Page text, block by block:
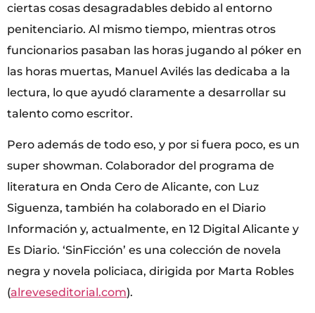
ciertas cosas desagradables debido al entorno
penitenciario. Al mismo tiempo, mientras otros
funcionarios pasaban las horas jugando al póker en
las horas muertas, Manuel Avilés las dedicaba a la
lectura, lo que ayudó claramente a desarrollar su
talento como escritor.
Pero además de todo eso, y por si fuera poco, es un
super showman. Colaborador del programa de
literatura en Onda Cero de Alicante, con Luz
Siguenza, también ha colaborado en el Diario
Información y, actualmente, en 12 Digital Alicante y
Es Diario. ‘SinFicción’ es una colección de novela
negra y novela policiaca, dirigida por Marta Robles
(alreveseditorial.com).